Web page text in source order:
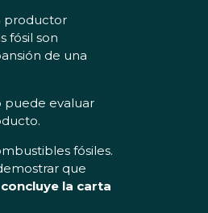
productor
fósil son
de una
puede evaluar
fósiles.
que
concluye la carta